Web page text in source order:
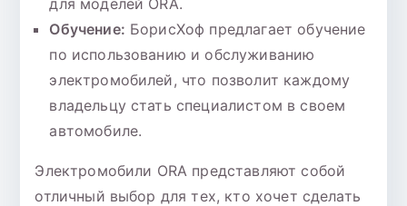
Обучение: БорисХоф предлагает обучение
по использованию и обслуживанию
электромобилей, что позволит каждому
владельцу стать специалистом в своем
автомобиле.
Электромобили ORA представляют собой
отличный выбор для тех, кто хочет сделать